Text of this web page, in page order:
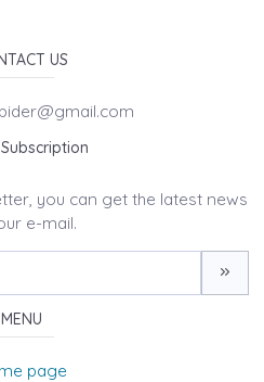
US
you can get the latest news
e-mail.
MENU
page